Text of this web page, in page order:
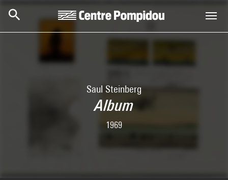
Saul Steinberg
Album
1969